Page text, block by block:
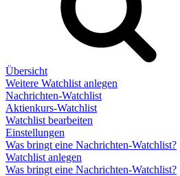
Übersicht
Weitere Watchlist anlegen
Nachrichten-Watchlist
Aktienkurs-Watchlist
Watchlist bearbeiten
Einstellungen
Was bringt eine Nachrichten-Watchlist?
Watchlist anlegen
Was bringt eine Nachrichten-Watchlist?